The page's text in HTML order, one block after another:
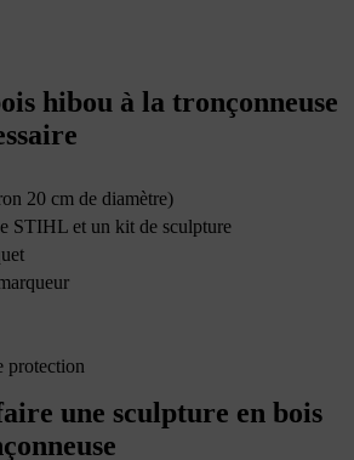
hibou à la tronçonneuse
20 cm de diamètre)
STIHL et un kit de sculpture
protection
une sculpture en bois